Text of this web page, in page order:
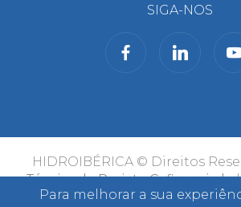
SIGA-NOS
HIDROIBÉRICA © Direitos
Técnica do Projeto Cofinanciado|
porBomsite
Para melhorar a sua